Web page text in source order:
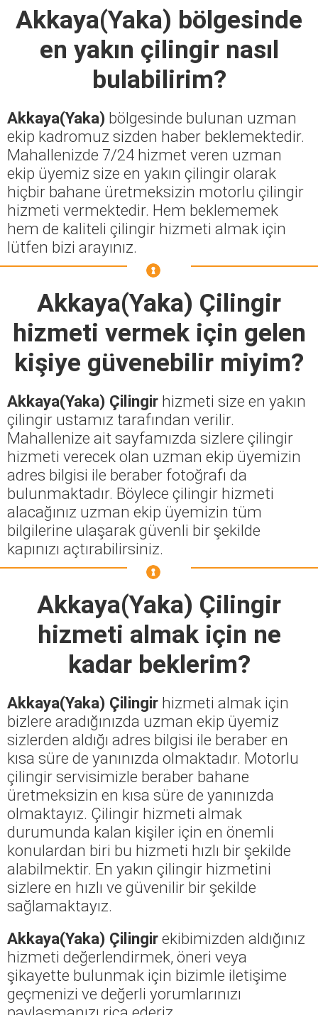
Akkaya(Yaka) bölgesinde
en yakın çilingir nasıl
bulabilirim?
Akkaya(Yaka) bölgesinde bulunan uzman
ekip kadromuz sizden haber beklemektedir.
Mahallenizde 7/24 hizmet veren uzman
ekip üyemiz size en yakın çilingir olarak
hiçbir bahane üretmeksizin motorlu çilingir
hizmeti vermektedir. Hem beklememek
hem de kaliteli çilingir hizmeti almak için
lütfen bizi arayınız.
Akkaya(Yaka) Çilingir
hizmeti vermek için gelen
kişiye güvenebilir miyim?
Akkaya(Yaka) Çilingir hizmeti size en yakın
çilingir ustamız tarafından verilir.
Mahallenize ait sayfamızda sizlere çilingir
hizmeti verecek olan uzman ekip üyemizin
adres bilgisi ile beraber fotoğrafı da
bulunmaktadır. Böylece çilingir hizmeti
alacağınız uzman ekip üyemizin tüm
bilgilerine ulaşarak güvenli bir şekilde
kapınızı açtırabilirsiniz.
Akkaya(Yaka) Çilingir
hizmeti almak için ne
kadar beklerim?
Akkaya(Yaka) Çilingir hizmeti almak için
bizlere aradığınızda uzman ekip üyemiz
sizlerden aldığı adres bilgisi ile beraber en
kısa süre de yanınızda olmaktadır. Motorlu
çilingir servisimizle beraber bahane
üretmeksizin en kısa süre de yanınızda
olmaktayız. Çilingir hizmeti almak
durumunda kalan kişiler için en önemli
konulardan biri bu hizmeti hızlı bir şekilde
alabilmektir. En yakın çilingir hizmetini
sizlere en hızlı ve güvenilir bir şekilde
sağlamaktayız.
Akkaya(Yaka) Çilingirekibimizden aldığınız
hizmeti değerlendirmek, öneri veya
şikayette bulunmak için bizimle iletişime
geçmenizi ve değerli yorumlarınızı